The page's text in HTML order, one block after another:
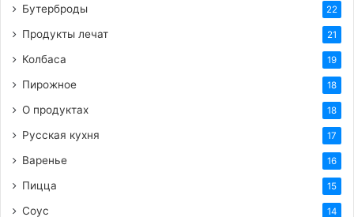
Бутерброды 22
Продукты лечат 21
Колбаса 19
Пирожное 18
О продуктах 18
Русская кухня 17
Варенье 16
Пицца 15
Соус 14